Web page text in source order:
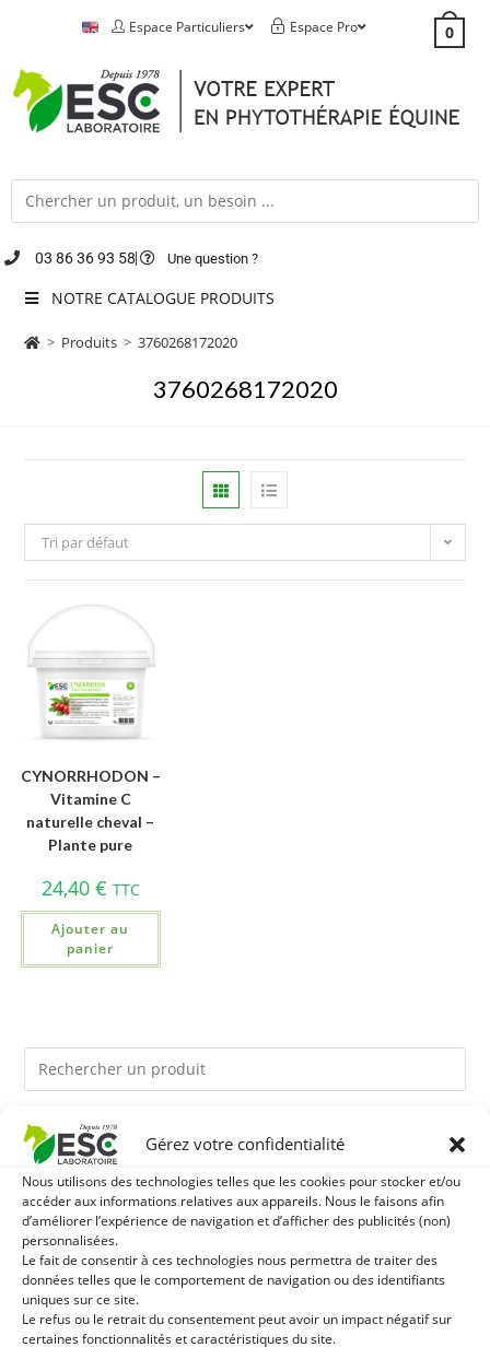
Gérez votre confidentialité
Nous utilisons des technologies telles que les cookies pour stocker et/ou
accéder aux informations relatives aux appareils. Nous le faisons afin
d’améliorer l’expérience de navigation et d’afficher des publicités (non)
personnalisées.
Le fait de consentir à ces technologies nous permettra de traiter des
données telles que le comportement de navigation ou des identifiants
uniques sur ce site.
Le refus ou le retrait du consentement peut avoir un impact négatif sur
certaines fonctionnalités et caractéristiques du site.
Espace Particuliers Espace Pro 0
03 86 36 93 58 Une question ?
NOTRE CATALOGUE PRODUITS
> Produits > 3760268172020
3760268172020
Tri par défaut
CYNORRHODON –
Vitamine C
naturelle cheval –
Plante pure
24,40 € TTC
Ajouter au
panier
Ils pourraient vous plaire
1 LEVURE ACTIVE + - PROBIOTIQUE CHEVAL - FLORE
2
3 ARTHROMIX - RAIDEURS ET CONFORT ARTICULAIRE
CHEVAL - MÉLANGE DE PLANTES